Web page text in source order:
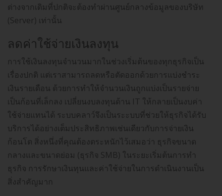
ต่างจากเดิมที่ปกติจะต้องทำผ่านศูนย์กลางข้อมูลของบริษัท
(Server) เท่านั้น
ลดค่าใช้จ่ายเงินลงทุน
การใช้เงินลงทุนจำนวนมากในช่วงเริ่มต้นของทุกธุรกิจเป็น
เรื่องปกติ แต่เราสามารถลดหรือตัดออกด้วยการแบ่งชำระ
เงินรายเดือน ด้วยการทำให้จำนวนเงินถูกแบ่งเป็นรายจ่าย
เป็นก้อนที่เล็กลง เปลี่ยนงบลงทุนด้าน IT ให้กลายเป็นงบค่า
ใช้จ่ายแทนได้ ระบบคลาว์จึงเป็นระะบบที่ช่วยให้ธุรกิจได้รับ
บริการได้อย่างเต็มประสิทธิภาพเช่นเดียวกับการจ่ายเงิน
ก้อนโต สิ่งหนึ่งที่คุณต้องตระหนักไว้เสมอว่า ธุรกิจขนาด
กลางและขนาดย่อม (ธุรกิจ SMB) ในระยะเริ่มต้นการทำ
ธุรกิจ การรักษาเงินทุนและค่าใช้จ่ายในการดำเนินงานเป็น
สิ่งสำคัญมาก